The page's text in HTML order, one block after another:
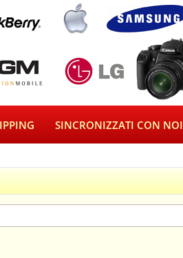
SINCRONIZZATI CON NOI